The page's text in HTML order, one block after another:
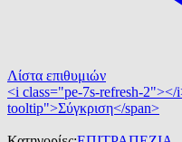
Λίστα επιθυμιών
<i class="pe-7s-refresh-
tooltip">Σύγκριση</span>